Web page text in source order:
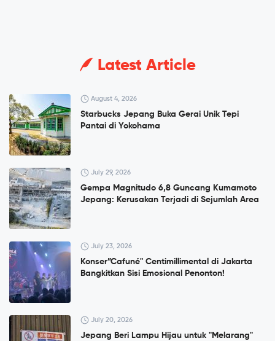
Latest Article
August 4, 2026
Starbucks Jepang Buka Gerai Unik Tepi
Pantai di Yokohama
July 29, 2026
Gempa Magnitudo 6,8 Guncang Kumamoto
Jepang: Kerusakan Terjadi di Sejumlah Area
July 23, 2026
Konser”Cafuné" Centimillimental di Jakarta
Bangkitkan Sisi Emosional Penonton!
July 20, 2026
Jepang Beri Lampu Hijau untuk "Melarang"